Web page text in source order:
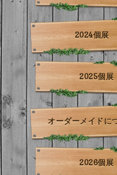
2024個展
2025個展
オーダーメイドに
2026個展